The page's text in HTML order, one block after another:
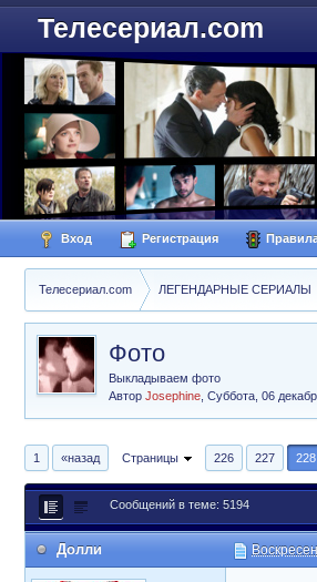
Телесериал.com
Вход Регистрация
Телесериал.com ЛЕГЕНДАРНЫЕ СЕРИАЛЫ
Фото
Выкладываем фото
Автор Josephine Суббота, 06
1 «назад Страницы 226 227 228
Сообщений в теме: 5194
Долли